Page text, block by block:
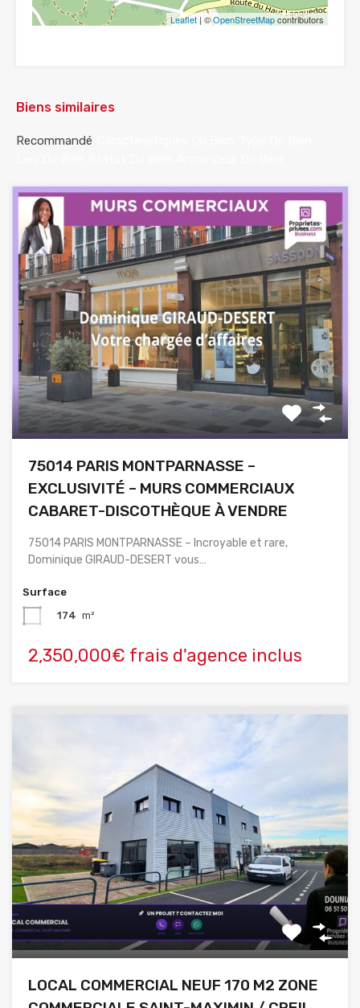
Leaflet | ©OpenStreetMapcontributors
Biens similaires
Recommandé
75014 PARIS MONTPARNASSE –
EXCLUSIVITÉ – MURS COMMERCIAUX
CABARET-DISCOTHÈQUE À VENDRE
75014 PARIS MONTPARNASSE – Incroyable et rare,
Dominique GIRAUD-DESERT vous…
Surface
174 m²
2,350,000€ frais d'agence inclus
LOCAL COMMERCIAL NEUF 170 M2 ZONE